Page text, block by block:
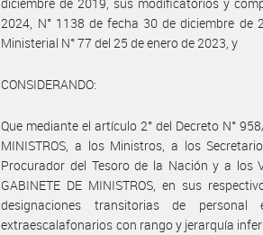
2024, N° 1138 de fecha 30 de diciembre de
Ministerial N° 77 del 25 de enero de 2023, y
CONSIDERANDO:
Que mediante el artículo 2° del Decreto N°
MINISTROS, a los Ministros, a los
Procurador del Tesoro de la Nación y a los
GABINETE DE MINISTROS, en sus
designaciones transitorias de
extraescalafonarios con rango y jerarquía